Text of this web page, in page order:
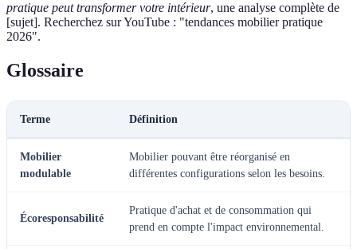
pratique peut transformer votre intérieur, une analyse complète de
[sujet]. Recherchez sur YouTube : "tendances mobilier pratique
2026".
Glossaire
Terme Définition
Mobilier
modulable
Mobilier pouvant être réorganisé en
différentes configurations selon les besoins.
Écoresponsabilité
Pratique d'achat et de consommation qui
prend en compte l'impact environnemental.